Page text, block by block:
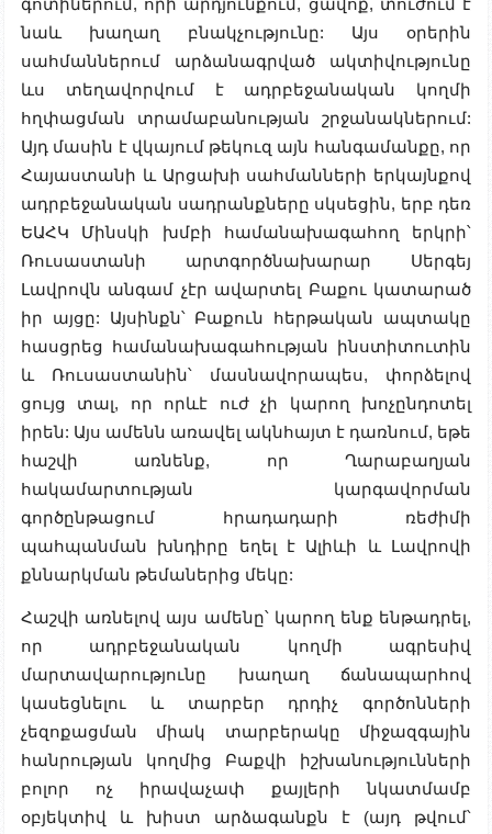
գոտիներում, որի արդյունքում, ցավոք, տուժում է
նաև խաղաղ բնակչությունը: Այս օրերին
սահմաններում արձանագրված ակտիվությունը
ևս տեղավորվում է ադրբեջանական կողմի
հղփացման տրամաբանության շրջանակներում:
Այդ մասին է վկայում թեկուզ այն հանգամանքը, որ
Հայաստանի և Արցախի սահմանների երկայնքով
ադրբեջանական սադրանքները սկսեցին, երբ դեռ
ԵԱՀԿ Մինսկի խմբի համանախագահող երկրի՝
Ռուսաստանի արտգործնախարար Սերգեյ
Լավրովն անգամ չէր ավարտել Բաքու կատարած
իր այցը: Այսինքն՝ Բաքուն հերթական ապտակը
հասցրեց համանախագահության ինստիտուտին
և Ռուսաստանին՝ մասնավորապես, փորձելով
ցույց տալ, որ որևէ ուժ չի կարող խոչընդոտել
իրեն: Այս ամենն առավել ակնհայտ է դառնում, եթե
հաշվի առնենք, որ Ղարաբաղյան
հակամարտության կարգավորման
գործընթացում հրադադարի ռեժիմի
պահպանման խնդիրը եղել է Ալիևի և Լավրովի
քննարկման թեմաներից մեկը:
Հաշվի առնելով այս ամենը՝ կարող ենք ենթադրել,
որ ադրբեջանական կողմի ագրեսիվ
մարտավարությունը խաղաղ ճանապարհով
կասեցնելու և տարբեր դրդիչ գործոնների
չեզոքացման միակ տարբերակը միջազգային
հանրության կողմից Բաքվի իշխանությունների
բոլոր ոչ իրավաչափ քայլերի նկատմամբ
օբյեկտիվ և խիստ արձագանքն է (այդ թվում՝